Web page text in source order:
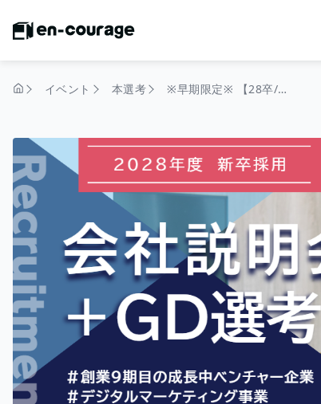
イベント 本選考 ※早期限定※ 【28卒/本選考】 20代で圧倒的な成長を実現したいあなたへ。（会社説明＋GD/120分/オンライン開催）#ベンチャー #広告 #マーケティング #FB付き選考 #若手活躍 #市場価値